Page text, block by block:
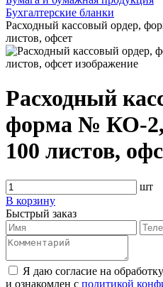
Бухгалтерские бланки
Расходный кассовый ордер,
листов, офсет
Расходный
форма № КО-2,
100 листов,
шт
В корзину
Быстрый заказ
Я даю согласие на
и ознакомлен с политикой